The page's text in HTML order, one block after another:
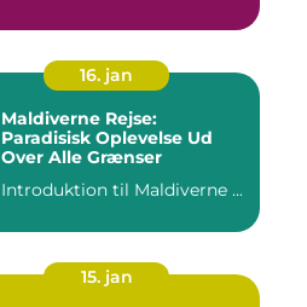
16. jan
Maldiverne Rejse:
Paradisisk Oplevelse Ud
Over Alle Grænser
Introduktion til Maldiverne ...
15. jan